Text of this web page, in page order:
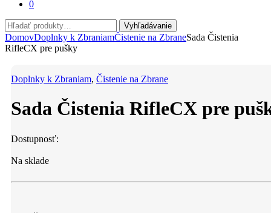
0
Hľadať:
Vyhľadávanie
DomovDoplnky k ZbraniamČistenie na ZbraneSada Čistenia
RifleCX pre pušky
Doplnky k Zbraniam, Čistenie na Zbrane
Sada Čistenia RifleCX pre
Dostupnosť:
Na sklade